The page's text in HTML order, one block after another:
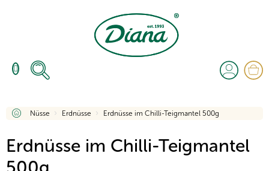
Startseite
Nüsse Erdnüsse Erdnüsse im Chilli-Teigmantel 500g
Erdnüsse im Chilli-Teigmantel